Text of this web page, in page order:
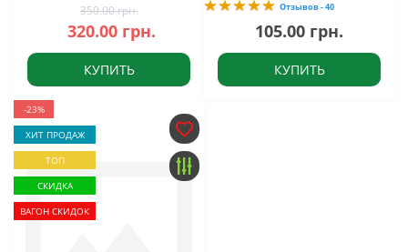
350.00 грн.
320.00 грн.
КУПИТЬ
Отзывов - 40
105.00 грн.
КУПИТЬ
-23%
ХИТ ПРОДАЖ
ТОП
СКИДКА
ВАГОН СКИДОК